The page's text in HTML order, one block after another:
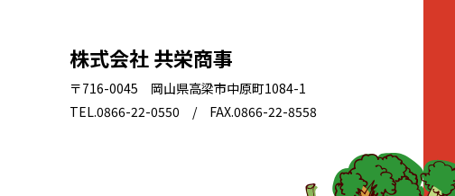
株式会社 共栄商事
〒716-0045 岡山県高梁市中原町1084-1
TEL.0866-22-0550 / FAX.0866-22-8558